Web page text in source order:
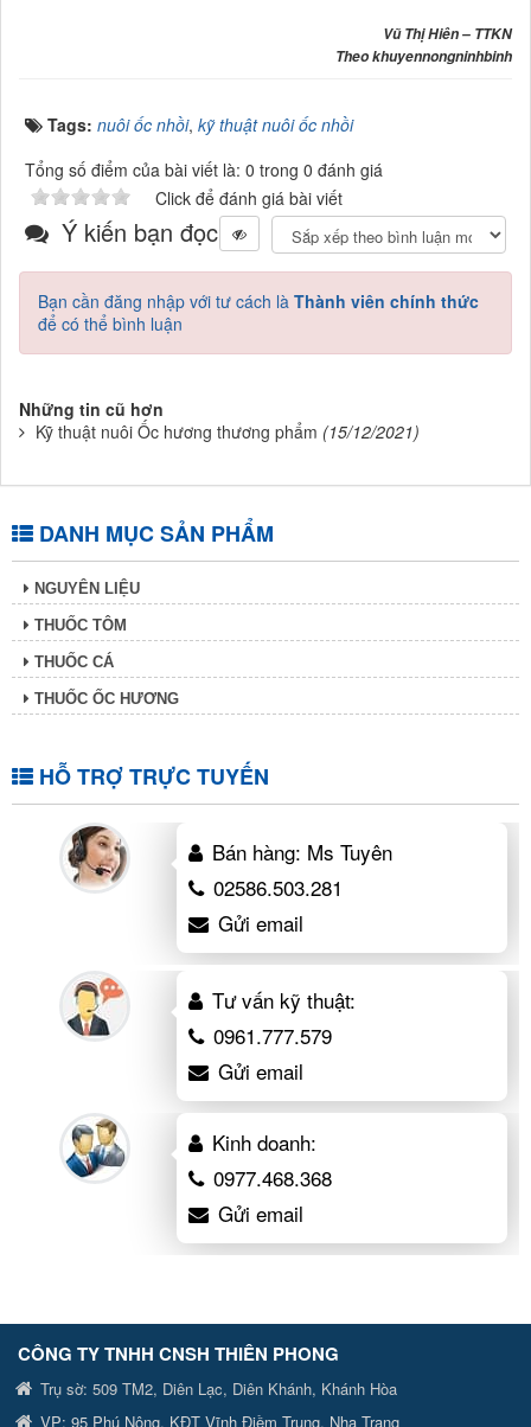
Vũ Thị Hiên – TTKN
Theo khuyennongninhbinh
Tags: nuôi ốc nhồi, kỹ thuật nuôi ốc nhồi
Tổng số điểm của bài viết là: 0 trong 0 đánh giá
Click để đánh giá bài viết
Ý kiến bạn đọc
Bạn cần đăng nhập với tư cách là Thành viên chính thức
để có thể bình luận
Những tin cũ hơn
Kỹ thuật nuôi Ốc hương thương phẩm (15/12/2021)
DANH MỤC SẢN PHẨM
NGUYÊN LIỆU
THUỐC TÔM
THUỐC CÁ
THUỐC ỐC HƯƠNG
HỖ TRỢ TRỰC TUYẾN
Bán hàng: Ms Tuyên
02586.503.281
Gửi email
Tư vấn kỹ thuật:
0961.777.579
Gửi email
Kinh doanh:
0977.468.368
Gửi email
CÔNG TY TNHH CNSH THIÊN PHONG
Trụ sờ: 509 TM2, Diên Lạc, Diên Khánh, Khánh Hòa
VP: 95 Phú Nông, KĐT Vĩnh Điềm Trung, Nha Trang